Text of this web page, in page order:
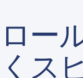
ー
ス